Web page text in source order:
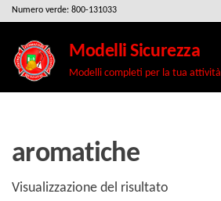
Salta
vai
contenuto
Numero verde: 800-131033
Modelli Sicurezza
Modelli completi per la tua attività
aromatiche
Visualizzazione del risultato